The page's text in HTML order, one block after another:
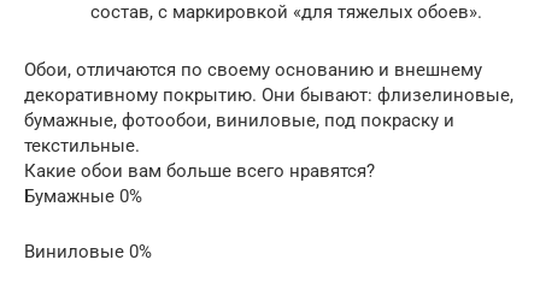
состав, с маркировкой «для тяжелых обоев».
Обои, отличаются по своему основанию и внешнему
декоративному покрытию. Они бывают: флизелиновые,
бумажные, фотообои, виниловые, под покраску и
текстильные.
Какие обои вам больше всего нравятся?
Бумажные 0%
Виниловые 0%